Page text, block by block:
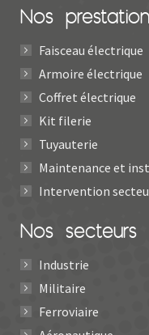
Nos
Faisceau électrique
Armoire électrique
Coffret électrique
Kit filerie
Tuyauterie
Maintenance et
Intervention
Nos secteurs
Industrie
Militaire
Ferroviaire